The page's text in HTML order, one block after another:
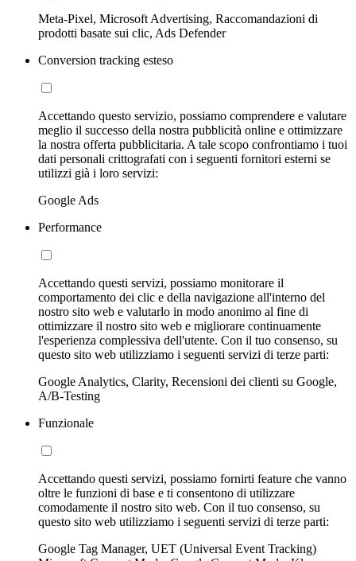
Meta-Pixel, Microsoft Advertising, Raccomandazioni di
prodotti basate sui clic, Ads Defender
Conversion tracking esteso
Accettando questo servizio, possiamo comprendere e valutare
meglio il successo della nostra pubblicità online e ottimizzare
la nostra offerta pubblicitaria. A tale scopo confrontiamo i tuoi
dati personali crittografati con i seguenti fornitori esterni se
utilizzi già i loro servizi:
Google Ads
Performance
Accettando questi servizi, possiamo monitorare il
comportamento dei clic e della navigazione all'interno del
nostro sito web e valutarlo in modo anonimo al fine di
ottimizzare il nostro sito web e migliorare continuamente
l'esperienza complessiva dell'utente. Con il tuo consenso, su
questo sito web utilizziamo i seguenti servizi di terze parti:
Google Analytics, Clarity, Recensioni dei clienti su Google,
A/B-Testing
Funzionale
Accettando questi servizi, possiamo fornirti feature che vanno
oltre le funzioni di base e ti consentono di utilizzare
comodamente il nostro sito web. Con il tuo consenso, su
questo sito web utilizziamo i seguenti servizi di terze parti:
Google Tag Manager, UET (Universal Event Tracking)